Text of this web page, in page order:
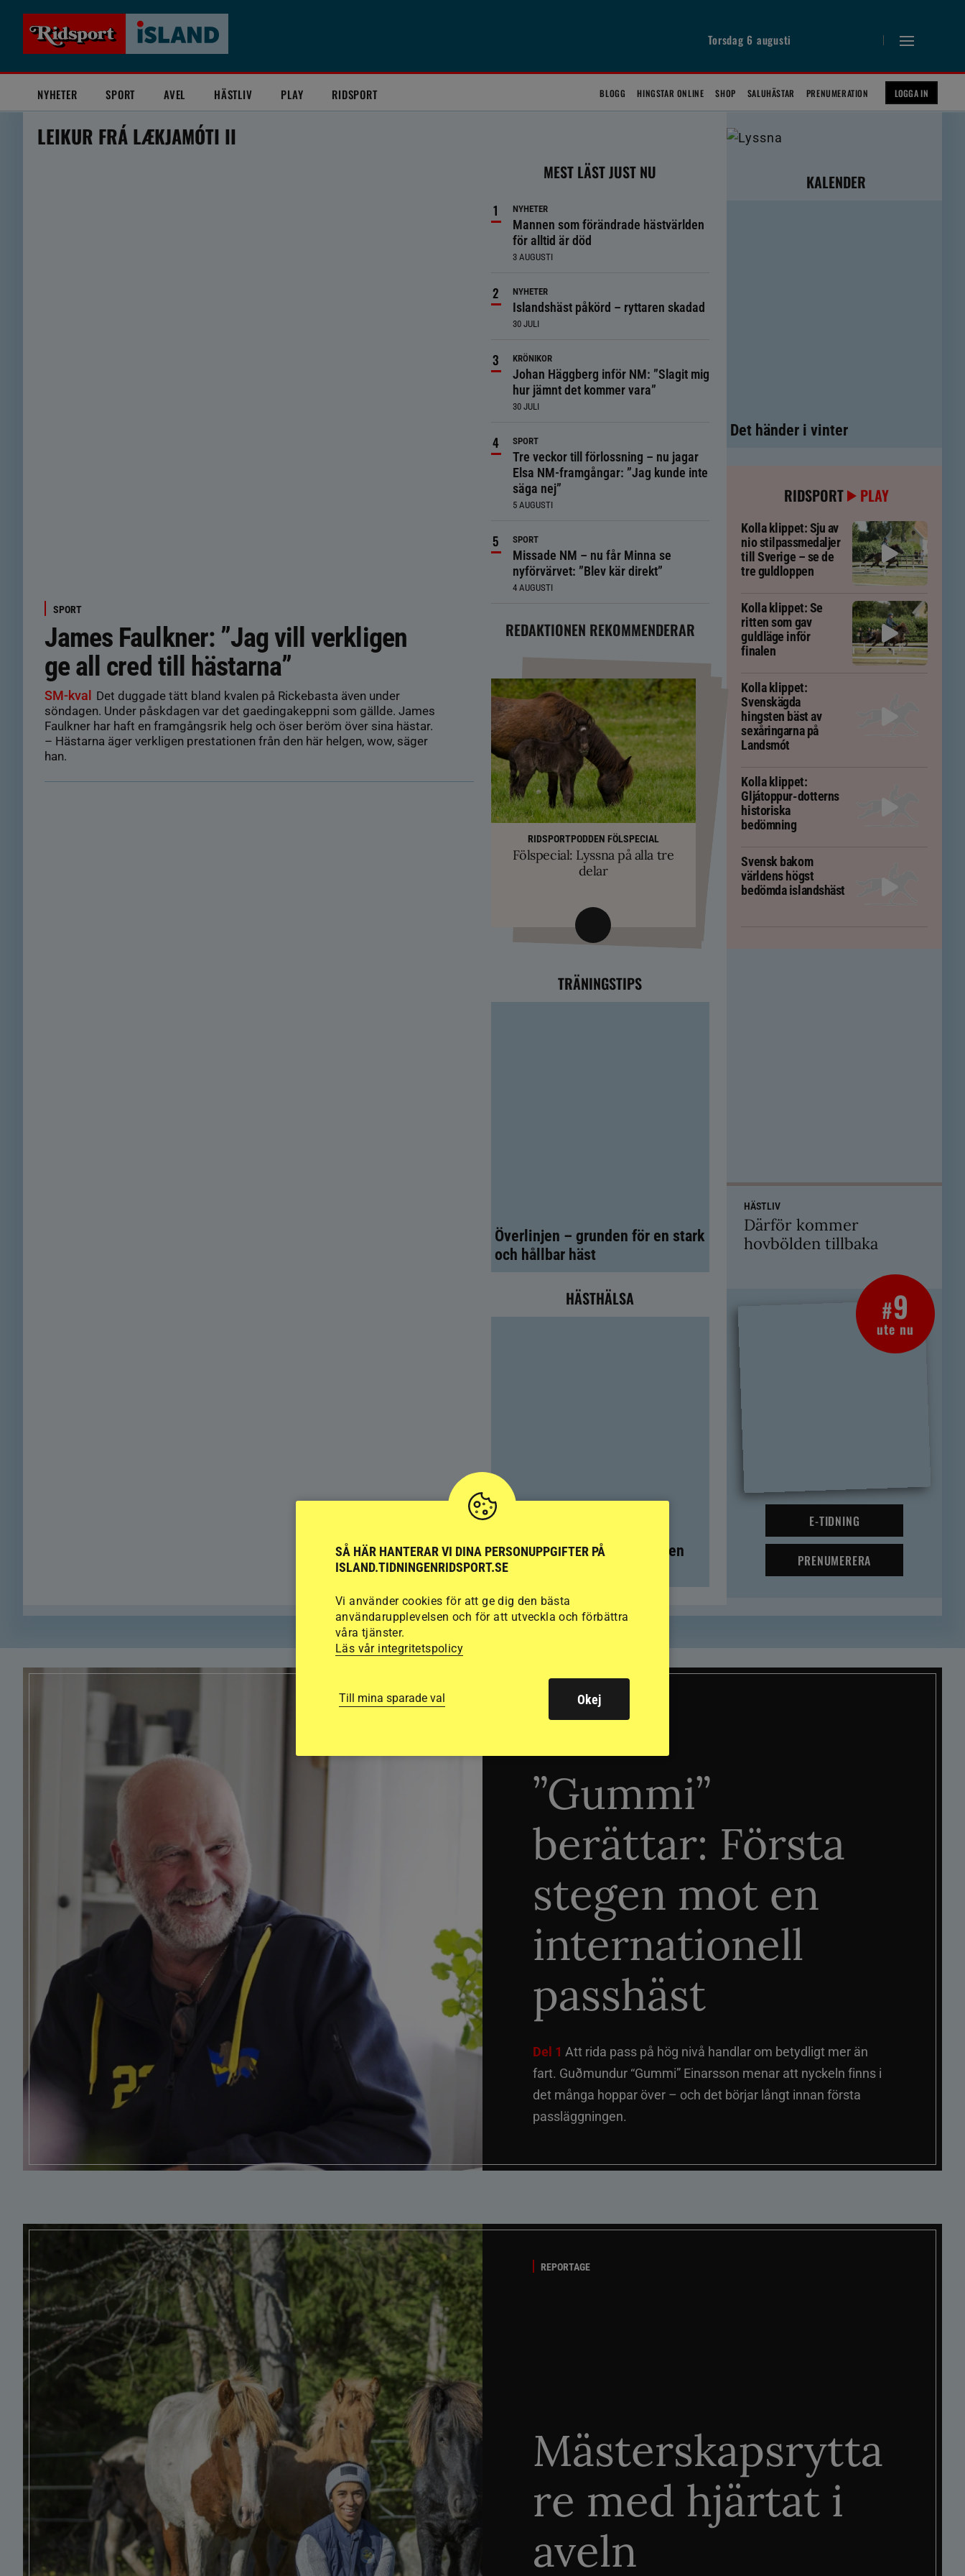
Torsdag 6 augusti
NYHETER SPORT AVEL HÄSTLIV PLAY RIDSPORT BLOGG HINGSTAR ONLINE SHOP SALUHÄSTAR PRENUMERATION LOGGA IN
LEIKUR FRÁ LÆKJAMÓTI II
SPORT
James Faulkner: ”Jag vill verkligen
ge all cred till hästarna”
SM-kval Det duggade tätt bland kvalen på Rickebasta även under
söndagen. Under påskdagen var det gaedingakeppni som gällde. James
Faulkner har haft en framgångsrik helg och öser beröm över sina hästar.
– Hästarna äger verkligen prestationen från den här helgen, wow, säger
han.
MEST LÄST JUST NU
NYHETER
Mannen som förändrade hästvärlden
för alltid är död
3 AUGUSTI
NYHETER
Islandshäst påkörd – ryttaren skadad
30 JULI
KRÖNIKOR
Johan Häggberg inför NM: ”Slagit mig
hur jämnt det kommer vara”
30 JULI
SPORT
Tre veckor till förlossning – nu jagar
Elsa NM-framgångar: ”Jag kunde inte
säga nej”
5 AUGUSTI
SPORT
Missade NM – nu får Minna se
nyförvärvet: ”Blev kär direkt”
4 AUGUSTI
REDAKTIONEN REKOMMENDERAR
RIDSPORTPODDEN FÖLSPECIAL
Fölspecial: Lyssna på alla tre
delar
TRÄNINGSTIPS
Balans och lösgjordhet krävs för att
HÄSTÄGARTIPS
Färre hältor vid lösdrift – men kan
AVEL
SM-finalist till Tyskland och
exklusiva betäckningar
TRÄNINGSTIPS
Överlinjen – grunden för en stark
och hållbar häst
HÄSTHÄLSA
Färre hältor vid lösdrift – men
kan ge nya problem
KALENDER
Det händer i vinter
RIDSPORT PLAY
Kolla klippet: Sju av
nio stilpassmedaljer
till Sverige – se de
tre guldloppen
Kolla klippet: Se
ritten som gav
guldläge inför
finalen
Kolla klippet:
Svenskägda
hingsten bäst av
sexåringarna på
Landsmót
Kolla klippet:
Gljátoppur-dotterns
historiska
bedömning
Svensk bakom
världens högst
bedömda islandshäst
HÄSTLIV
Därför kommer
hovbölden tillbaka
#9
ute nu
E-TIDNING
PRENUMERERA
TRÄNINGSTIPS
”Gummi”
berättar: Första
stegen mot en
internationell
passhäst
Del 1 Att rida pass på hög nivå handlar om betydligt mer än
fart. Guðmundur “Gummi” Einarsson menar att nyckeln finns i
det många hoppar över – och det börjar långt innan första
passläggningen.
REPORTAGE
Mästerskapsrytta
re med hjärtat i
aveln
SÅ HÄR HANTERAR VI DINA PERSONUPPGIFTER PÅ
ISLAND.TIDNINGENRIDSPORT.SE
Vi använder cookies för att ge dig den bästa
användarupplevelsen och för att utveckla och förbättra
våra tjänster.
Läs vår integritetspolicy
Till mina sparade val Okej